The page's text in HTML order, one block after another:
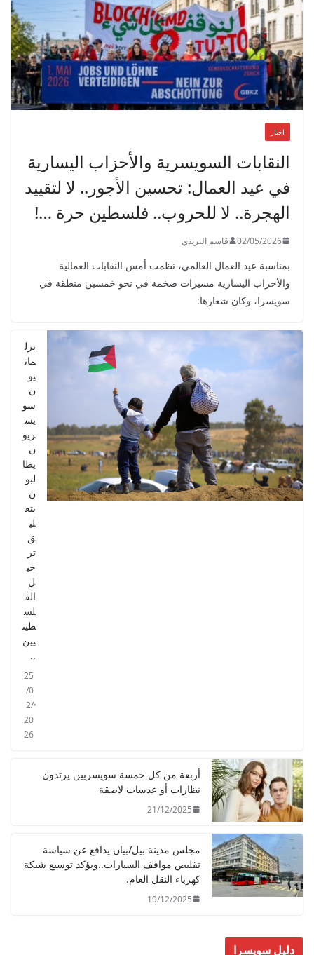
اخبار
النقابات السويسرية والأحزاب اليسارية
في عيد العمال: تحسين الأجور.. لا لتقييد
الهجرة.. لا للحروب.. فلسطين حرة …!
02/05/2026 قاسم البريدي
بمناسبة عيد العمال العالمي، نظمت أمس النقابات العمالية
والأحزاب اليسارية مسيرات ضخمة في نحو خمسين منطقة في
سويسرا، وكان شعارها:
برل
مان
يو
ن
سو
يس
ريو
ن
يطا
لبو
ن
بتع
لي
ق
تر
حي
ل
الف
لس
طين
يين
..
25
/0
2/
20
26
أربعة من كل خمسة سويسريين يرتدون
نظارات أو عدسات لاصقة
21/12/2025
مجلس مدينة بيل/بيان يدافع عن سياسة
تقليص مواقف السيارات..ويؤكد توسيع شبكة
كهرباء النقل العام.
19/12/2025
دليل سويسرا